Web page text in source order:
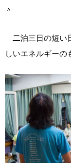
＾
二泊三日の短い
しいエネルギーの